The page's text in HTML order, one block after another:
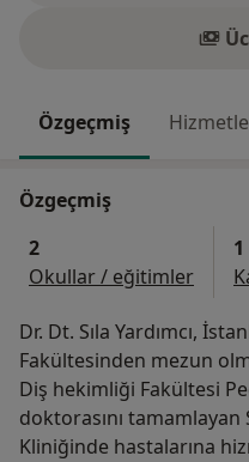
Özgeçmiş
Özgeçmiş
2
Okullar / eğitimler
1
Dr. Dt. Sıla Yardımcı,
Fakültesinden mezun
Diş hekimliği Fakültesi
doktorasını tamamlayan
Kliniğinde hastalarına